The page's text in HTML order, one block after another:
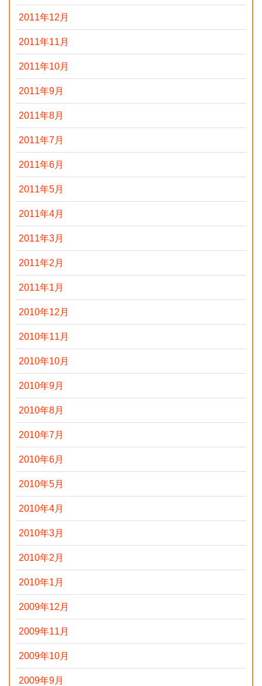
2011年12月
2011年11月
2011年10月
2011年9月
2011年8月
2011年7月
2011年6月
2011年5月
2011年4月
2011年3月
2011年2月
2011年1月
2010年12月
2010年11月
2010年10月
2010年9月
2010年8月
2010年7月
2010年6月
2010年5月
2010年4月
2010年3月
2010年2月
2010年1月
2009年12月
2009年11月
2009年10月
2009年9月